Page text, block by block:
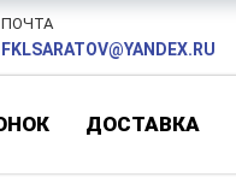
ПОЧТА
FKLSARATOV@YANDEX.RU
ДОСТАВКА